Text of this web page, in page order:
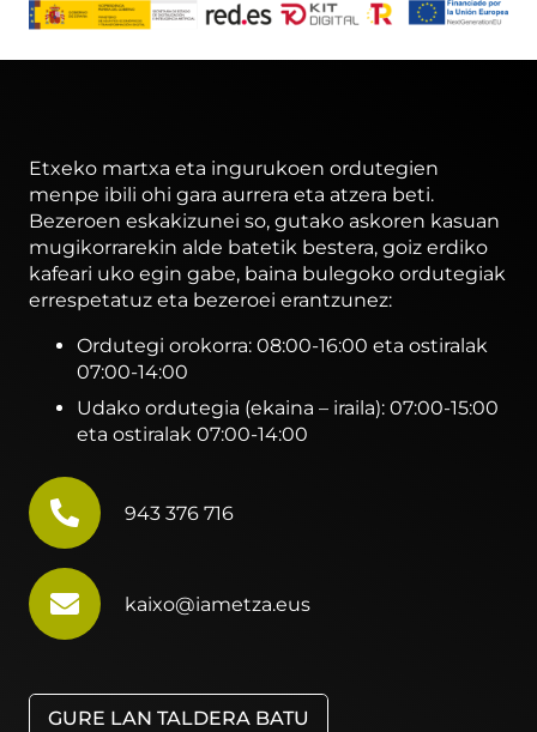
Etxeko martxa eta ingurukoen ordutegien
menpe ibili ohi gara aurrera eta atzera beti.
Bezeroen eskakizunei so, gutako askoren kasuan
mugikorrarekin alde batetik bestera, goiz erdiko
kafeari uko egin gabe, baina bulegoko ordutegiak
errespetatuz eta bezeroei erantzunez:
Ordutegi orokorra: 08:00-16:00 eta ostiralak
07:00-14:00
Udako ordutegia (ekaina – iraila): 07:00-15:00
eta ostiralak 07:00-14:00
943 376 716
kaixo@iametza.eus
GURE LAN TALDERA BATU